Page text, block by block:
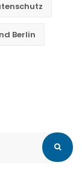
Berlin